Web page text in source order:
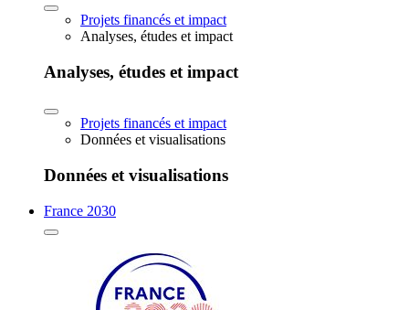
Projets financés et impact
Analyses, études et impact
Analyses, études et impact
Projets financés et impact
Données et visualisations
Données et visualisations
France 2030